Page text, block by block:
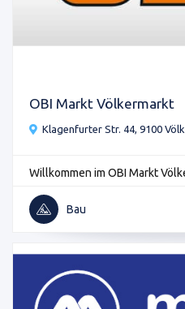
OBI Markt Völkermarkt
Klagenfurter Str. 44, 9100
Willkommen im OBI Markt
Bau